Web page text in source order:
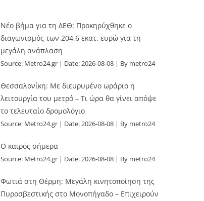
Νέο βήμα για τη ΔΕΘ: Προκηρύχθηκε ο
διαγωνισμός των 204,6 εκατ. ευρώ για τη
μεγάλη ανάπλαση
Source: Metro24.gr Date: 2026-08-08 By metro24
Θεσσαλονίκη: Με διευρυμένο ωράριο η
λειτουργία του μετρό – Τι ώρα θα γίνει απόψε
το τελευταίο δρομολόγιο
Source: Metro24.gr Date: 2026-08-08 By metro24
Ο καιρός σήμερα
Source: Metro24.gr Date: 2026-08-08 By metro24
Φωτιά στη Θέρμη: Μεγάλη κινητοποίηση της
Πυροσβεστικής στο Μονοπήγαδο – Επιχειρούν